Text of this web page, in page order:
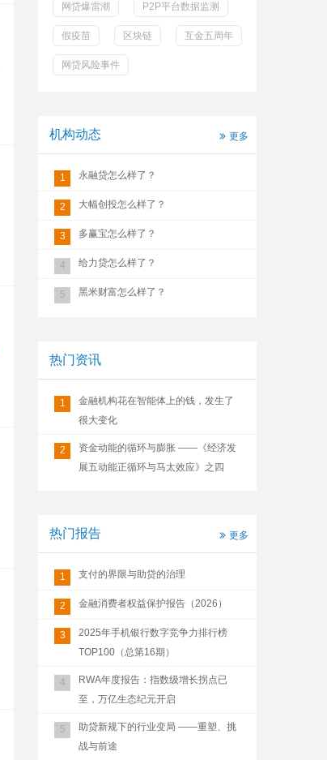
网贷爆雷潮 P2P平台数据监测
假疫苗 区块链 互金五周年
网贷风险事件
机构动态 更多
1 永融贷怎么样了？
2 大幅创投怎么样了？
3 多赢宝怎么样了？
4 给力贷怎么样了？
5 黑米财富怎么样了？
热门资讯
1
金融机构花在智能体上的钱，发生了
很大变化
2
资金动能的循环与膨胀 ——《经济发
展五动能正循环与马太效应》之四
热门报告 更多
1 支付的界限与助贷的治理
2 金融消费者权益保护报告（2026）
3
2025年手机银行数字竞争力排行榜
TOP100（总第16期）
4
RWA年度报告：指数级增长拐点已
至，万亿生态纪元开启
5
助贷新规下的行业变局 ——重塑、挑
战与前途